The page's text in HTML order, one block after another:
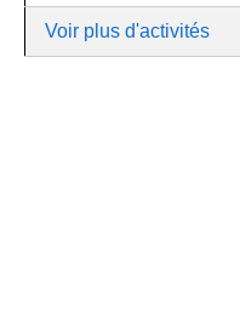
Voir plus d'activités